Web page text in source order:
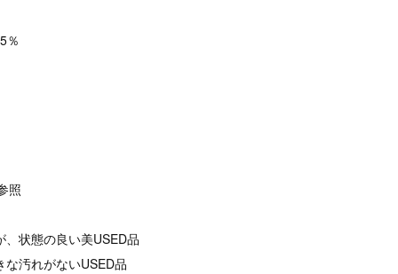
％
照
状態の良い美USED品
汚れがないUSED品